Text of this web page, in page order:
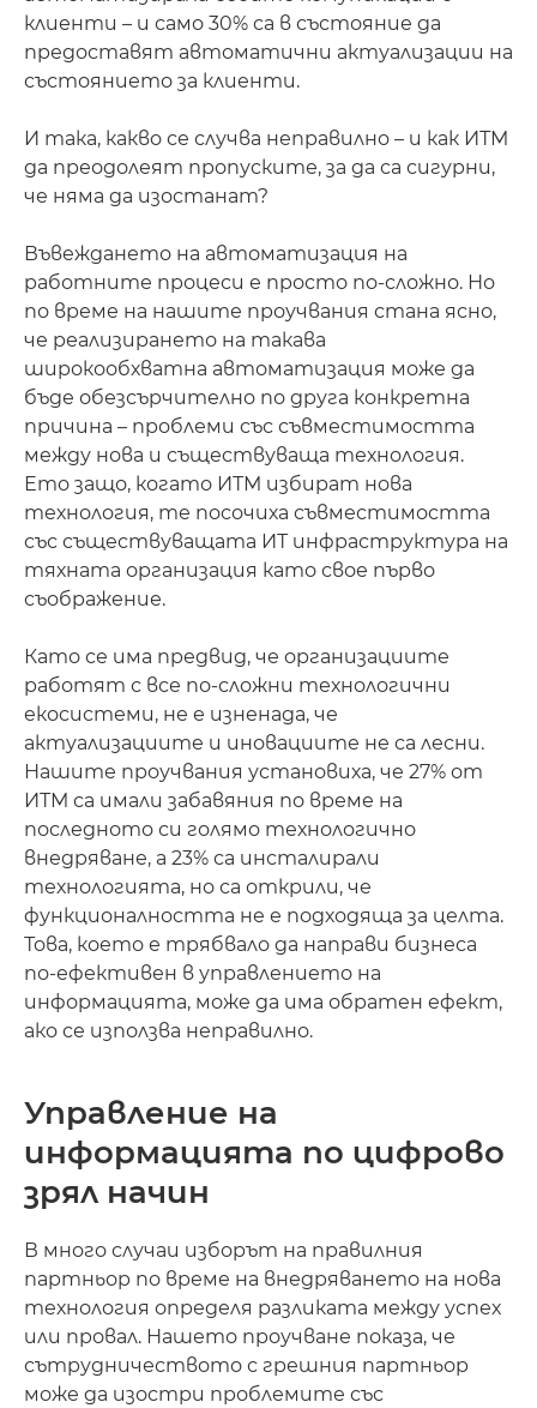
клиенти – и само 30% са в състояние да
предоставят автоматични актуализации на
състоянието за клиенти.
И така, какво се случва неправилно – и как ИТМ
да преодолеят пропуските, за да са сигурни,
че няма да изостанат?
Въвеждането на автоматизация на
работните процеси е просто по-сложно. Но
по време на нашите проучвания стана ясно,
че реализирането на такава
широкообхватна автоматизация може да
бъде обезсърчително по друга конкретна
причина – проблеми със съвместимостта
между нова и съществуваща технология.
Ето защо, когато ИТМ избират нова
технология, те посочиха съвместимостта
със съществуващата ИТ инфраструктура на
тяхната организация като свое първо
съображение.
Като се има предвид, че организациите
работят с все по-сложни технологични
екосистеми, не е изненада, че
актуализациите и иновациите не са лесни.
Нашите проучвания установиха, че 27% от
ИТМ са имали забавяния по време на
последното си голямо технологично
внедряване, а 23% са инсталирали
технологията, но са открили, че
функционалността не е подходяща за целта.
Това, което е трябвало да направи бизнеса
по-ефективен в управлението на
информацията, може да има обратен ефект,
ако се използва неправилно.
Управление на
информацията по цифрово
зрял начин
В много случаи изборът на правилния
партньор по време на внедряването на нова
технология определя разликата между успех
или провал. Нашето проучване показа, че
сътрудничеството с грешния партньор
може да изостри проблемите със